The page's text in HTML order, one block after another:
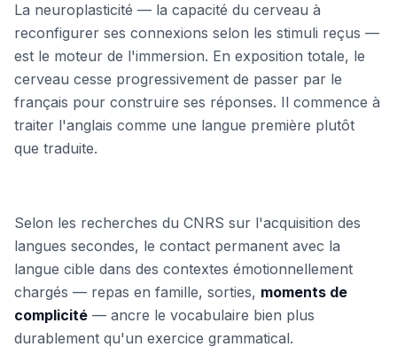
La neuroplasticité — la capacité du cerveau à
reconfigurer ses connexions selon les stimuli reçus —
est le moteur de l'immersion. En exposition totale, le
cerveau cesse progressivement de passer par le
français pour construire ses réponses. Il commence à
traiter l'anglais comme une langue première plutôt
que traduite.
Selon les recherches du CNRS sur l'acquisition des
langues secondes, le contact permanent avec la
langue cible dans des contextes émotionnellement
chargés — repas en famille, sorties, moments de
complicité — ancre le vocabulaire bien plus
durablement qu'un exercice grammatical.